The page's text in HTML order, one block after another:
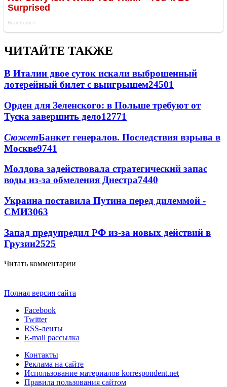
ЧИТАЙТЕ ТАКЖЕ
В Италии двое суток искали выброшенный
лотерейный билет с выигрышем24501
Орден для Зеленского: в Польше требуют от
Туска завершить дело12771
СюжетБанкет генералов. Последствия взрыва в
Москве9741
Молдова задействовала стратегический запас
воды из-за обмеления Днестра7440
Украина поставила Путина перед дилеммой -
СМИ3063
Запад предупредил РФ из-за новых действий в
Грузии2525
Читать комментарии
Полная версия сайта
Facebook
Twitter
RSS-ленты
E-mail рассылка
Контакты
Реклама на сайте
Использование материалов korrespondent.net
Правила пользования сайтом